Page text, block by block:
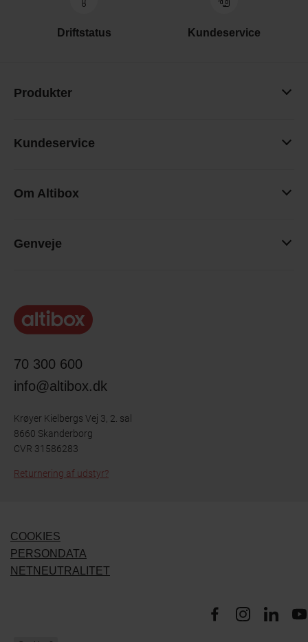
Driftstatus Kundeservice
Produkter
Kundeservice
Om Altibox
Genveje
70 300 600
info@altibox.dk
Krøyer Kielbergs Vej 3, 2. sal
8660 Skanderborg
CVR 31586283
Returnering af udstyr?
COOKIES
PERSONDATA
NETNEUTRALITET